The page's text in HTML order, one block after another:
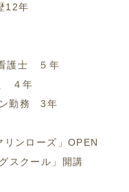
12年
護士 ５年
４年
ン勤務 3年
ンローズ」OPEN
スクール」開講